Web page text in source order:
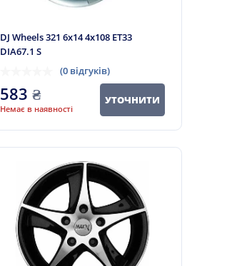
DJ Wheels 321 6x14 4x108 ET33
DIA67.1 S
(0 відгуків)
583 ₴
Немає в наявності
УТОЧНИТИ